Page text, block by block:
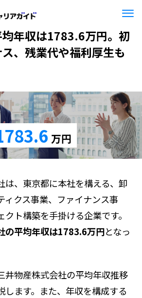
年収は1783.6万円。初
、残業代や福利厚生も
万円
は、東京都に本社を構える、卸
ィクス事業、ファイナンス事
ト構築を手掛ける企業です。
の平均年収は1783.6万円となっ
井物産株式会社の平均年収推移
します。また、年収を構成する